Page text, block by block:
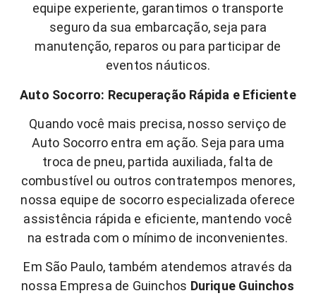
equipe experiente, garantimos o transporte
seguro da sua embarcação, seja para
manutenção, reparos ou para participar de
eventos náuticos.
Auto Socorro: Recuperação Rápida e Eficiente
Quando você mais precisa, nosso serviço de
Auto Socorro entra em ação. Seja para uma
troca de pneu, partida auxiliada, falta de
combustível ou outros contratempos menores,
nossa equipe de socorro especializada oferece
assistência rápida e eficiente, mantendo você
na estrada com o mínimo de inconvenientes.
Em São Paulo, também atendemos através da
nossa Empresa de Guinchos Durique Guinchos